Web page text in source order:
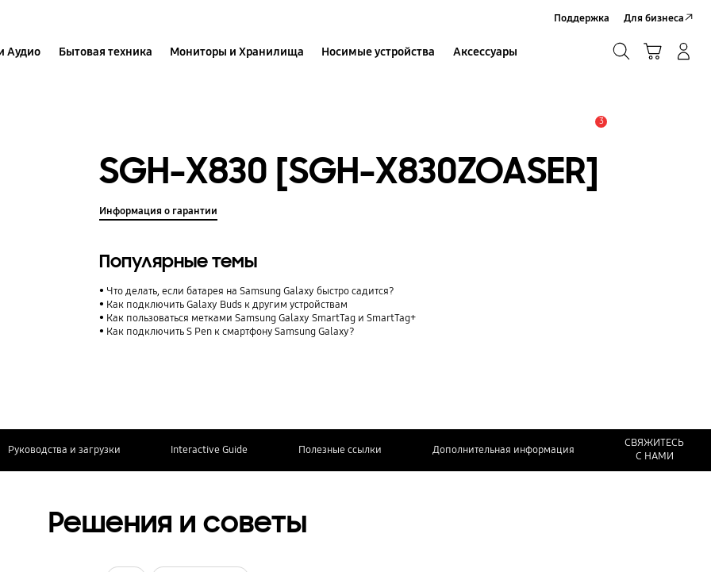
Аудио Бытовая техника Мониторы и Хранилища Носимые устройства Аксессуары
Поддержка Для бизнеса
3
SGH-X830 [SGH-X830ZOASER]
Информация о гарантии
Популярные темы
Что делать, если батарея на Samsung Galaxy быстро садится?
Как подключить Galaxy Buds к другим устройствам
Как пользоваться метками Samsung Galaxy SmartTag и SmartTag+
Как подключить S Pen к смартфону Samsung Galaxy?
Руководства и загрузки Interactive Guide Полезные ссылки Дополнительная информация
СВЯЖИТЕСЬ
С НАМИ
Решения и советы